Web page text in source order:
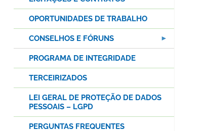
OPORTUNIDADES DE TRABALHO
CONSELHOS E FÓRUNS
PROGRAMA DE INTEGRIDADE
TERCEIRIZADOS
LEI GERAL DE PROTEÇÃO DE DADOS
PESSOAIS – LGPD
PERGUNTAS FREQUENTES